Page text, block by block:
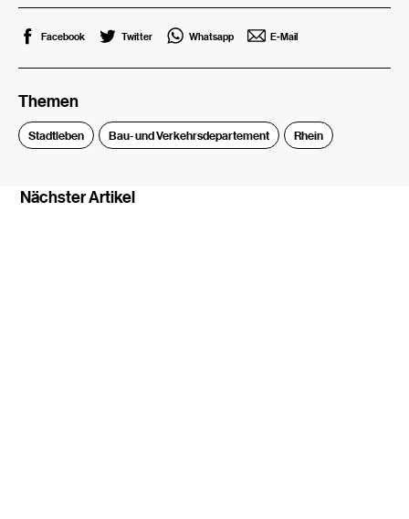
Facebook Twitter Whatsapp E-Mail
Themen
Stadtleben Bau- und Verkehrsdepartement Rhein
Nächster Artikel